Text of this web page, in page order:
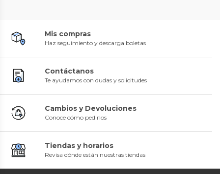
Mis compras
Haz seguimiento y descarga boletas
Contáctanos
Te ayudamos con dudas y solicitudes
Cambios y Devoluciones
Conoce cómo pedirlos
Tiendas y horarios
Revisa dónde están nuestras tiendas